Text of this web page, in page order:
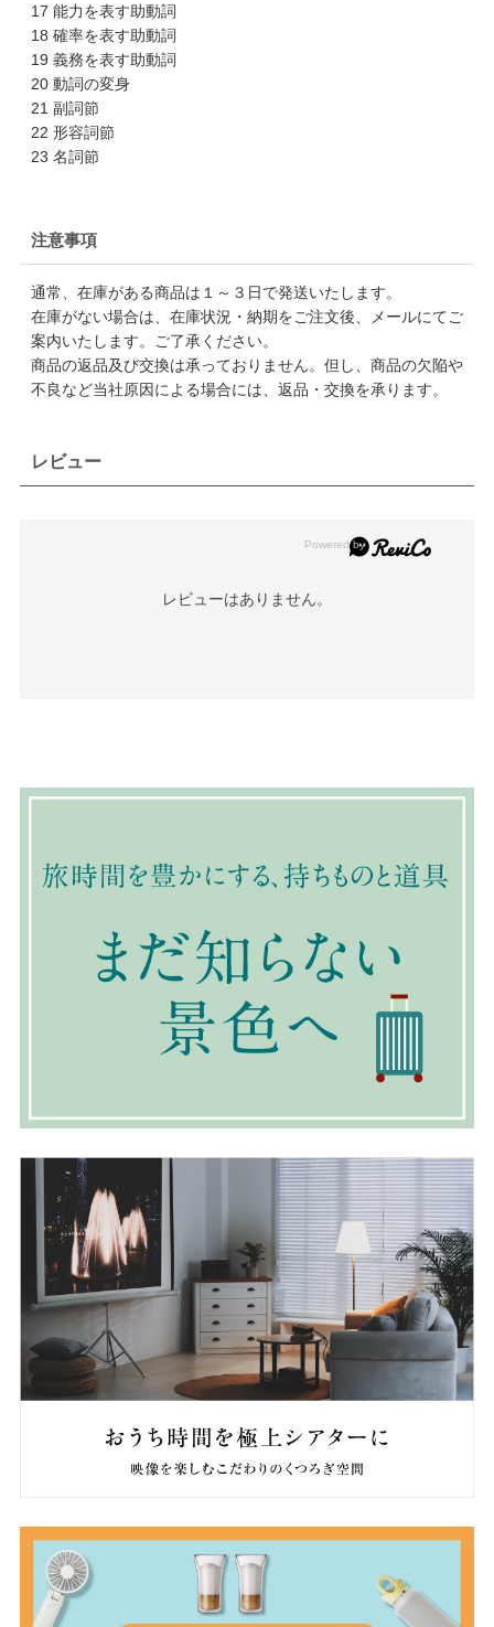
17 能力を表す助動詞
18 確率を表す助動詞
19 義務を表す助動詞
20 動詞の変身
21 副詞節
22 形容詞節
23 名詞節
注意事項
通常、在庫がある商品は１～３日で発送いたします。
在庫がない場合は、在庫状況・納期をご注文後、メールにてご
案内いたします。ご了承ください。
商品の返品及び交換は承っておりません。但し、商品の欠陥や
不良など当社原因による場合には、返品・交換を承ります。
レビュー
レビューはありません。